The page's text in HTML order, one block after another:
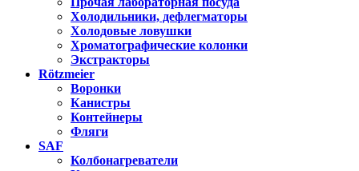
Холодильники, дефлегматоры
Холодовые ловушки
Хроматографические колонки
Экстракторы
Rötzmeier
Воронки
Канистры
Контейнеры
Фляги
SAF
Колбонагреватели